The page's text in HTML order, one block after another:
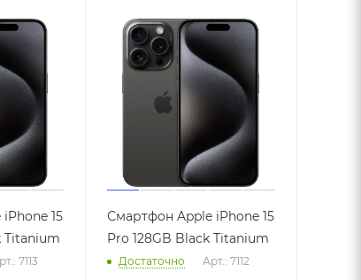
15
Titanium
7113
Смартфон Apple iPhone 15
Pro 128GB Black Titanium
Достаточно Арт.: 7112